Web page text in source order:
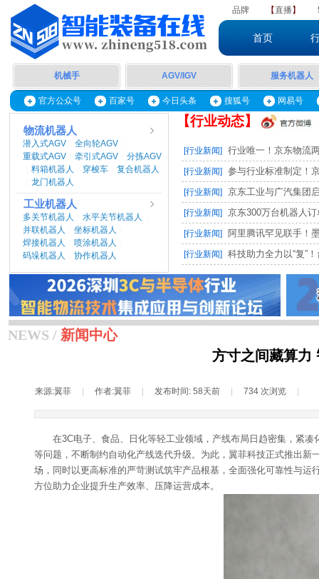
品牌 【直播】
首页
机械手 服务机器人
AGV/IGV
官方公众号 百家号 今日头条 搜狐号 网易号
【行业动态】
物流机器人
潜入式AGV 全向轮AGV
重载式AGV 牵引式AGV 分拣AGV
料箱机器人 穿梭车 复合机器人
龙门机器人
工业机器人
多关节机器人 水平关节机器人
并联机器人 坐标机器人
焊接机器人 喷涂机器人
码垛机器人 协作机器人
[行业新闻] 行业唯一！京东物流
[行业新闻] 参与行业标准制定！
[行业新闻] 京东工业与广汽集团
[行业新闻] 京东300万台机器人
[行业新闻] 阿里腾讯罕见联手！
[行业新闻] 科技助力全力以“复”
NEWS / 新闻中心
方寸之间藏算力
来源:翼菲 作者:翼菲 发布时间: 58天前 734 次浏览
在3C电子、食品、日化等轻工业领域，产线布局日趋密集，紧
等问题，不断制约自动化产线迭代升级。为此，翼菲科技正式推出
场，同时以更高标准的严苛测试筑牢产品根基，全面强化可靠性与
方位助力企业提升生产效率、压降运营成本。